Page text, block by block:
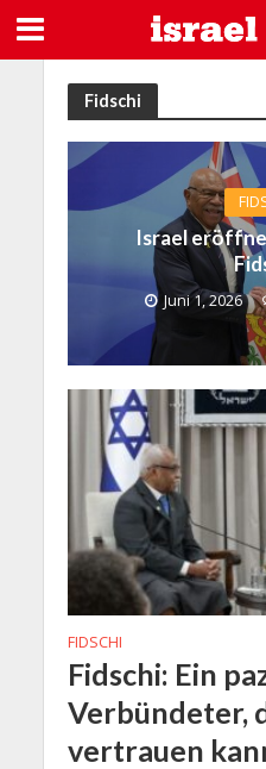
Fidschi
Israel
Juni 1, 2026
FIDSCHI
Fidschi: Ein
Verbündeter,
vertrauen